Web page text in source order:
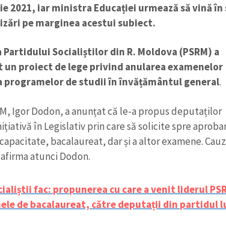
2021, iar ministra Educației urmează să vină
pe marginea acestui subiect.
Socialiștilor din R. Moldova (PSRM) a
proiect de lege privind anularea examenelor
programelor de studii în învățământul general.
Igor Dodon, a anunțat că le-a propus deputaților
în Legislativ prin care să solicite spre
bacalaureat, dar și a altor examene.
atunci Dodon.
fac: propunerea cu care a venit liderul
de bacalaureat, către deputații din partidul